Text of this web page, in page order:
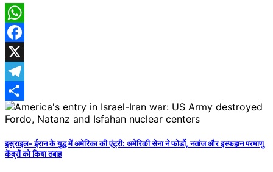
WhatsApp
Facebook
X
Telegram
Share
इस्राइल- ईरान के युद्ध में अमेरिका की एंट्री: अमेरिकी सेना ने फोर्डो, नतांज और इस्फहान परमाणु
केंद्रों को किया तबाह